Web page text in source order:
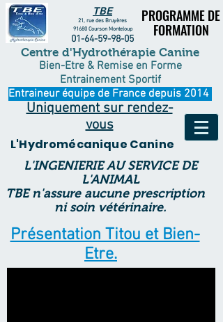
TBE
21, rue des Bruyères
91680 Courson Monteloup
01-64-59-98-05
PROGRAMME DE
FORMATION
PROGRAMME DE
FORMATION
Uniquement sur rendez-
vous
Centre d'Hydrothérapie Canine
Bien-Etre& Remise en Forme
Entrainement Sportif
Entraineur équipe de France depuis 2014
L'Hydromécanique Canine
L'INGENIERIE AU SERVICE DE
L'ANIMAL
TBE n'assure aucune prescription
ni soin vétérinaire.
Présentation Titou et Bien-
Etre.